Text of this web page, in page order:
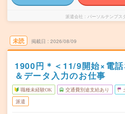
派遣会社 パーソルテンプス
未読 掲載日 2026/08/09
1900円＊＜11/9開始×電
＆データ入力のお仕事
職種未経験OK 交通費別途支給あり
派遣